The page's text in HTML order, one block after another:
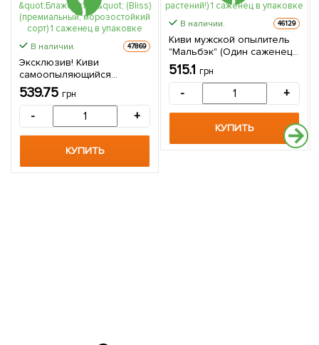
В наличии. 47869
Эксклюзив! Киви
самоопыляющийся
коричневый с мякотью
зеленого цвета
"Блаженство" (Bliss)
(премиальный,
морозостойкий сорт) 1
саженец в упаковке
539.75 грн
- +
КУПИТЬ
В наличии. 46129
Киви мужской опылитель
"Мальбэк" (Один саженец
опыляет до 5-6 растений!) 1
саженец в упаковке
515.1 грн
- +
КУПИТЬ